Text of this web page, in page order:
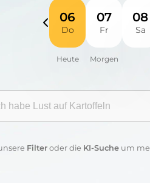
Pizza
Vegan
06
Do
07
Fr
08
Sa
Filteroder die KI-Sucheum